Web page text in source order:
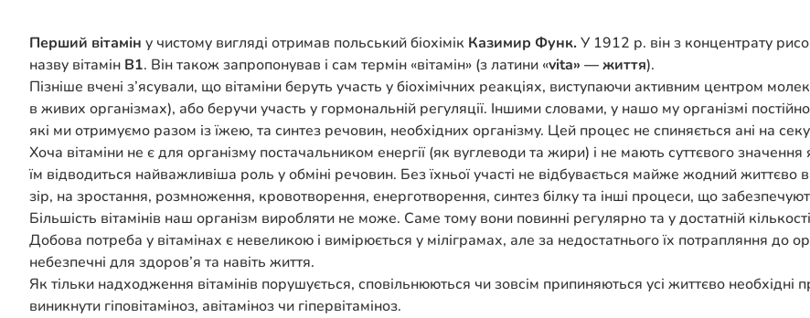
Перший вітамін у чистому вигляді отримав польський біохімік Казимир Функ. У 1912 р. він з концентрату
назву вітамін В1. Він також запропонував і сам термін «вітамін» (з латини «vita» — життя).
Пізніше вчені з’ясували, що вітаміни беруть участь у біохімічних реакціях, виступаючи активним центром
в живих організмах), або беручи участь у гормональній регуляції. Іншими словами, у нашо му організмі
які ми отримуємо разом із їжею, та синтез речовин, необхідних організму. Цей процес не спиняється ані на
Хоча вітаміни не є для організму постачальником енергії (як вуглеводи та жири) і не мають суттєвого
їм відводиться найважливіша роль у обміні речовин. Без їхньої участі не відбувається майже жодний
зір, на зростання, розмноження, кровотворення, енерготворення, синтез білку та інші процеси, що
Більшість вітамінів наш організм виробляти не може. Саме тому вони повинні регулярно та у достатній
Добова потреба у вітамінах є невеликою і вимірюється у міліграмах, але за недостатнього їх потрапляння до
небезпечні для здоров’я та навіть життя.
Як тільки надходження вітамінів порушується, сповільнюються чи зовсім припиняються усі життєво
виникнути гіповітаміноз, авітаміноз чи гіпервітаміноз.